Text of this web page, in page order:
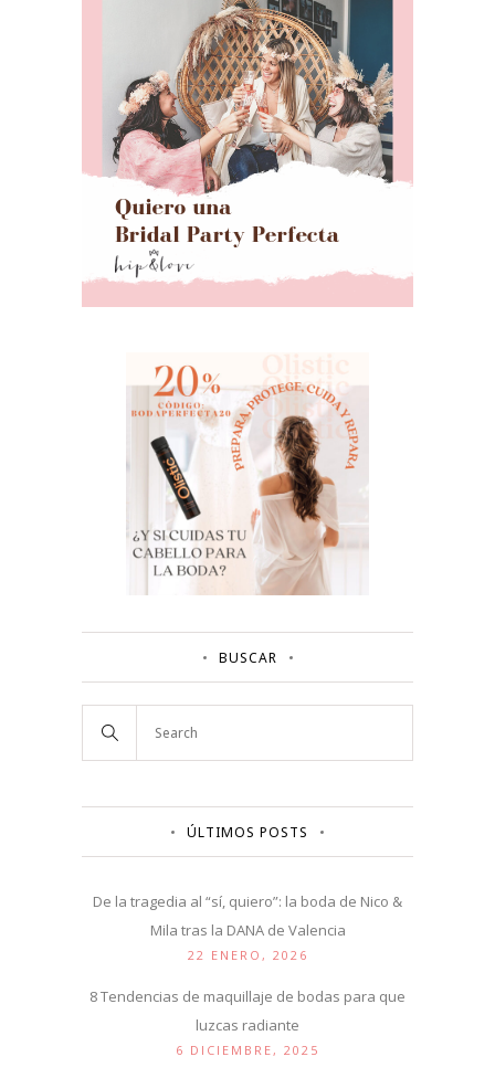
BUSCAR
ÚLTIMOS POSTS
De la tragedia al “sí, quiero”: la boda de Nico &
Mila tras la DANA de Valencia
22 ENERO, 2026
8 Tendencias de maquillaje de bodas para que
luzcas radiante
6 DICIEMBRE, 2025